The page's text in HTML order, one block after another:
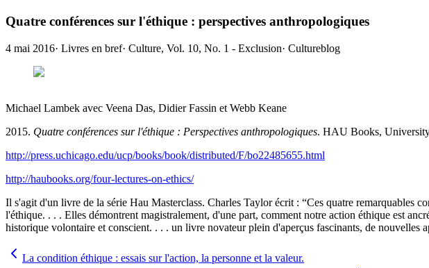
Quatre conférences sur l'éthique : perspectives anthropologiques
4 mai 2016· Livres en bref· Culture, Vol. 10, No. 1 - Exclusion· Cultureblog
Michael Lambek avec Veena Das, Didier Fassin et Webb Keane
Quatre conférences sur l'éthique : Perspectives anthropologiques. HAU Books,
http://press.uchicago.edu/ucp/books/book/distributed/F/bo22485655.html
http://haubooks.org/four-lectures-on-ethics/
Il s'agit d'un livre de la série Hau Masterclass. Charles Taylor écrit : “Ces quatre remarquables
l'éthique. . . . Elles démontrent magistralement, d'une part, comment notre action éthique est
historique volontaire et conscient. . . . un livre novateur plein d'aperçus fascinants, de nouvelles
La condition éthique : essais sur l'action, la personne et la valeur.